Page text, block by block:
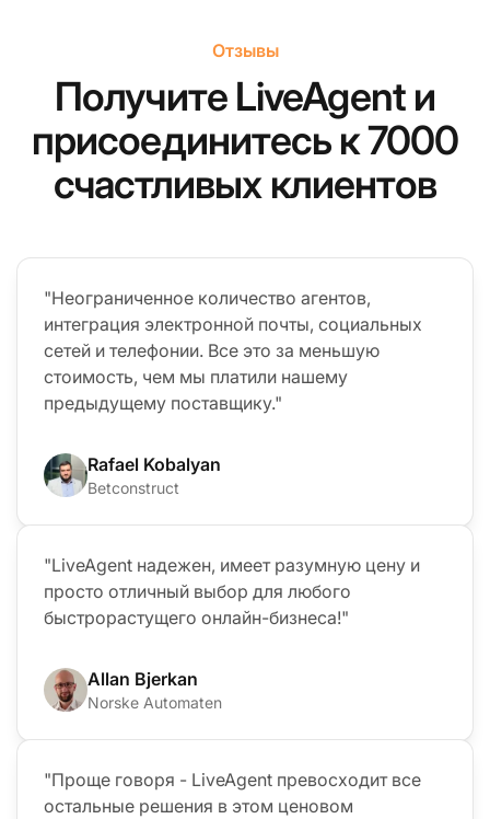
Отзывы
Получите LiveAgent и
присоединитесь к 7000
счастливых клиентов
"Неограниченное количество агентов,
интеграция электронной почты, социальных
сетей и телефонии. Все это за меньшую
стоимость, чем мы платили нашему
предыдущему поставщику."
Rafael Kobalyan
Betconstruct
"LiveAgent надежен, имеет разумную цену и
просто отличный выбор для любого
быстрорастущего онлайн-бизнеса!"
Allan Bjerkan
Norske Automaten
"Проще говоря - LiveAgent превосходит все
остальные решения в этом ценовом